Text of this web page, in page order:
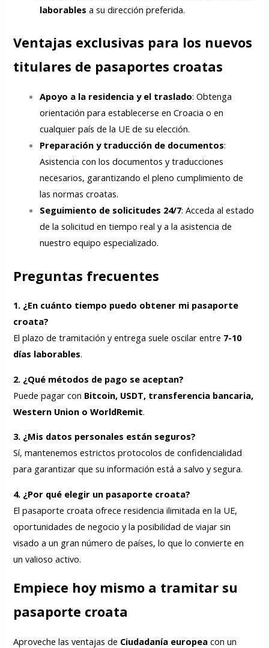
laborables a su dirección preferida.
Ventajas exclusivas para los nuevos
titulares de pasaportes croatas
Apoyo a la residencia y el traslado: Obtenga
orientación para establecerse en Croacia o en
cualquier país de la UE de su elección.
Preparación y traducción de documentos:
Asistencia con los documentos y traducciones
necesarios, garantizando el pleno cumplimiento de
las normas croatas.
Seguimiento de solicitudes 24/7: Acceda al estado
de la solicitud en tiempo real y a la asistencia de
nuestro equipo especializado.
Preguntas frecuentes
1. ¿En cuánto tiempo puedo obtener mi pasaporte
croata?
El plazo de tramitación y entrega suele oscilar entre 7-10
días laborables.
2. ¿Qué métodos de pago se aceptan?
Puede pagar con Bitcoin, USDT, transferencia bancaria,
Western Union o WorldRemit.
3. ¿Mis datos personales están seguros?
Sí, mantenemos estrictos protocolos de confidencialidad
para garantizar que su información está a salvo y segura.
4. ¿Por qué elegir un pasaporte croata?
El pasaporte croata ofrece residencia ilimitada en la UE,
oportunidades de negocio y la posibilidad de viajar sin
visado a un gran número de países, lo que lo convierte en
un valioso activo.
Empiece hoy mismo a tramitar su
pasaporte croata
Aproveche las ventajas de Ciudadanía europea con un